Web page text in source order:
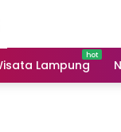
Lampung